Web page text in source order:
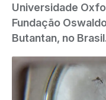
Universidade
Fundação
Butantan, no